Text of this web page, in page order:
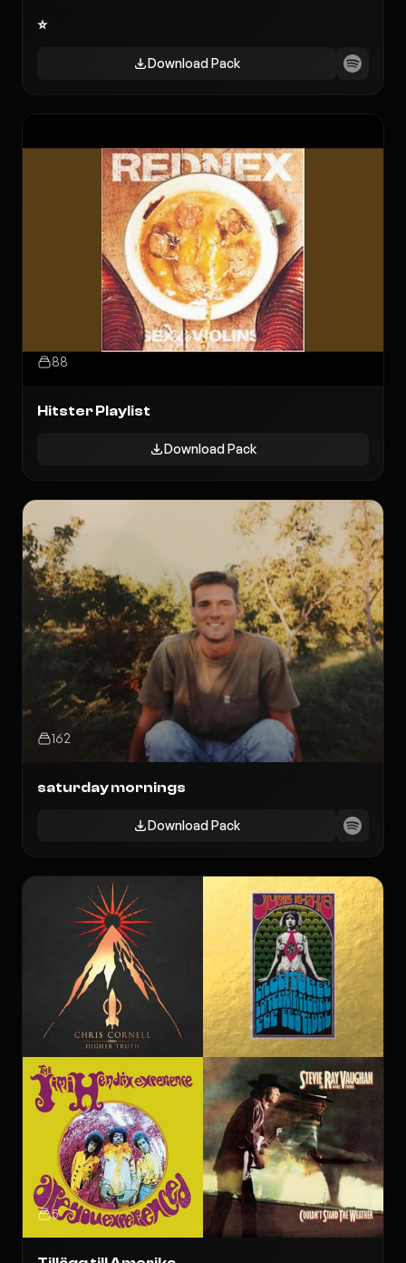
⭐️
Download Pack
88
Hitster Playlist
Download Pack
162
saturday mornings
Download Pack
5